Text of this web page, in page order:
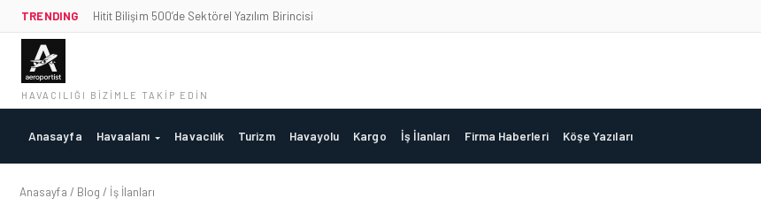
TRENDING Hitit Bilişim 500’de Sektörel Yazılım Birincisi
HAVACILIĞI BIZIMLE TAKIP EDIN
Anasayfa Havaalanı Havacılık Turizm Havayolu Kargo İş İlanları Firma Haberleri Köşe Yazıları
Anasayfa / Blog / İş İlanları